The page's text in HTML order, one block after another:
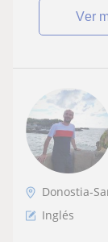
ver
Donostia-
Inglés